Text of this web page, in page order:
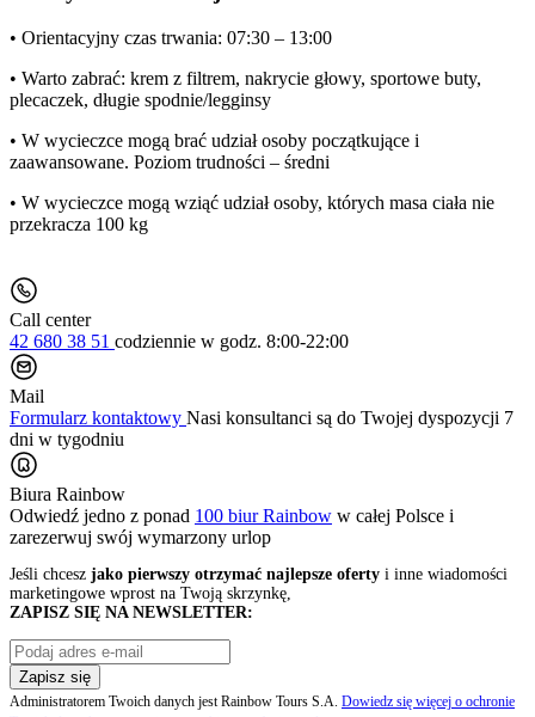
• Orientacyjny czas trwania: 07:30 – 13:00
• Warto zabrać: krem z filtrem, nakrycie głowy, sportowe buty,
plecaczek, długie spodnie/legginsy
• W wycieczce mogą brać udział osoby początkujące i
zaawansowane. Poziom trudności – średni
• W wycieczce mogą wziąć udział osoby, których masa ciała nie
przekracza 100 kg
Call center
42 680 38 51 codziennie w godz. 8:00-22:00
Mail
Formularz kontaktowy Nasi konsultanci są do Twojej dyspozycji 7
dni w tygodniu
Biura Rainbow
Odwiedź jedno z ponad 100 biur Rainbow w całej Polsce i
zarezerwuj swój wymarzony urlop
Jeśli chcesz jako pierwszy otrzymać najlepsze oferty i inne wiadomości
marketingowe wprost na Twoją skrzynkę,
ZAPISZ SIĘ NA NEWSLETTER:
Zapisz się
Administratorem Twoich danych jest Rainbow Tours S.A. Dowiedz się więcej o ochronie